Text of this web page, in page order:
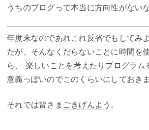
うちのブログって本当に方向性がないな
年度末なのであれこれ反省でもしてみ
たが、そんなくだらないことに時間を
ら、 楽しいことを考えたりプログラム
意義っぽいのでこのくらいにしておきま
それでは皆さま ごきげんよう 。